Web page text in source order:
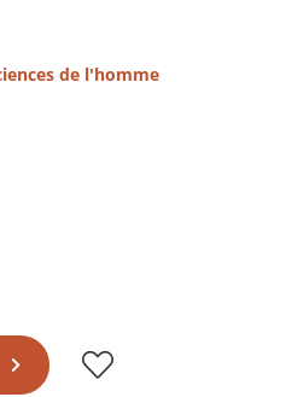
de l'homme